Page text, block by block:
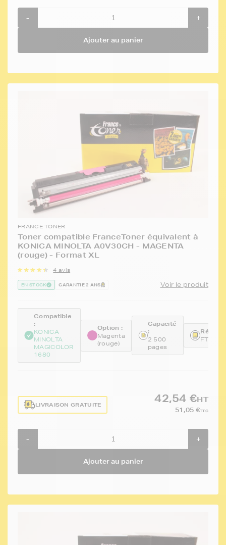
- +
Ajouter au panier
FRANCE TONER
Toner compatible FranceToner équivalent à
KONICA MINOLTA A0V30CH - MAGENTA
(rouge) - Format XL
4 avis
EN STOCK GARANTIE 2 ANS Voir le produit
Compatible
:
KONICA
MINOLTA
MAGICOLOR
1680
Option :
Magenta
(rouge)
Capacité
:
2 500
pages
LIVRAISON GRATUITE
42,54 €HT
51,05 €TTC
- +
Ajouter au panier